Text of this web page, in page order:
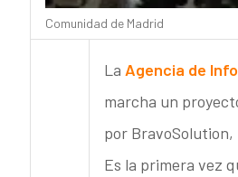
Comunidad de Madrid
La Agencia de
marcha un
por
Es la primera vez